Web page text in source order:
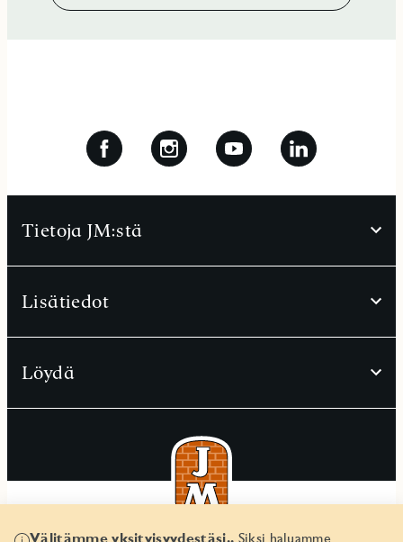
Välitämme yksityisyydestäsi.. Siksi haluamme
Tietoja JM:stä
Lisätiedot
Löydä